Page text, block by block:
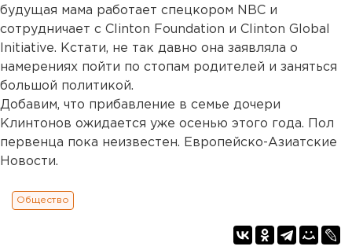
будущая мама работает спецкором NBC и
сотрудничает с Clinton Foundation и Clinton Global
Initiative. Кстати, не так давно она заявляла о
намерениях пойти по стопам родителей и заняться
большой политикой.
Добавим, что прибавление в семье дочери
Клинтонов ожидается уже осенью этого года. Пол
первенца пока неизвестен. Европейско-Азиатские
Новости.
Общество